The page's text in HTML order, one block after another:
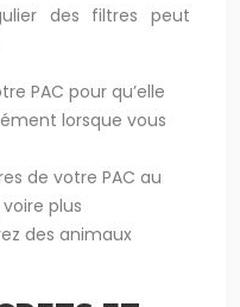
des filtres peut
PAC pour qu’elle
lorsque vous
de votre PAC au
plus
des animaux